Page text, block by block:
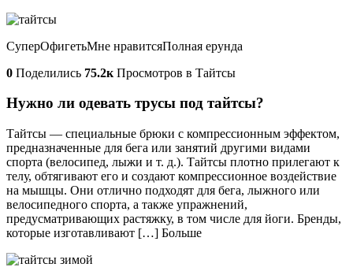
СуперОфигетьМне нравитсяПолная ерунда
0 Поделились 75.2к Просмотров в Тайтсы
Нужно ли одевать трусы под тайтсы?
Тайтсы — специальные брюки с компрессионным эффектом,
предназначенные для бега или занятий другими видами
спорта (велосипед, лыжи и т. д.). Тайтсы плотно прилегают к
телу, обтягивают его и создают компрессионное воздействие
на мышцы. Они отлично подходят для бега, лыжного или
велосипедного спорта, а также упражнений,
предусматривающих растяжку, в том числе для йоги. Бренды,
которые изготавливают […] Больше